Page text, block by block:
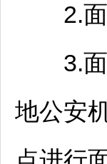
2.面
3.面
地公安